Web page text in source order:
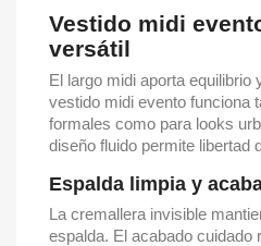
Vestido midi
versátil
El largo midi aporta equilibrio
vestido midi evento funciona
formales como para looks
diseño fluido permite libertad
Espalda limpia y
La cremallera invisible
espalda. El acabado cuidado